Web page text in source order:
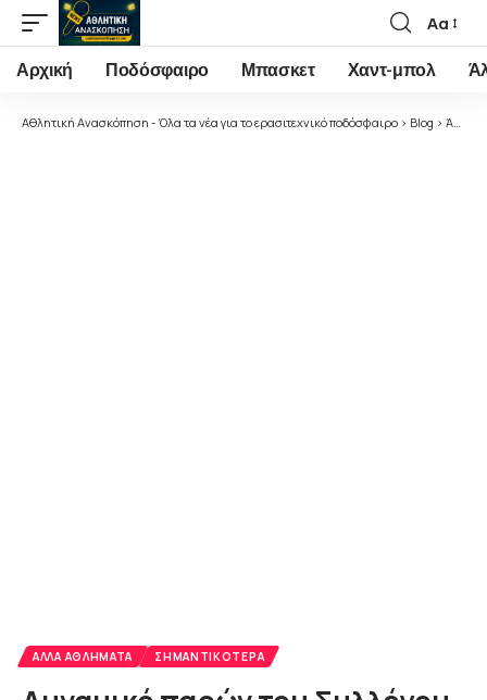
Font
Resizer
Αα
Αρχική Ποδόσφαιρο Μπασκετ Χαντ-μπολ
Αθλητική Ανασκόπηση - Όλα τα νέα για το ερασιτεχνικό ποδόσφαιρο > Blog > Άλλα Αθλήματα
ΆΛΛΑ ΑΘΛΉΜΑΤΑ ΣΗΜΑΝΤΙΚΌΤΕΡΑ